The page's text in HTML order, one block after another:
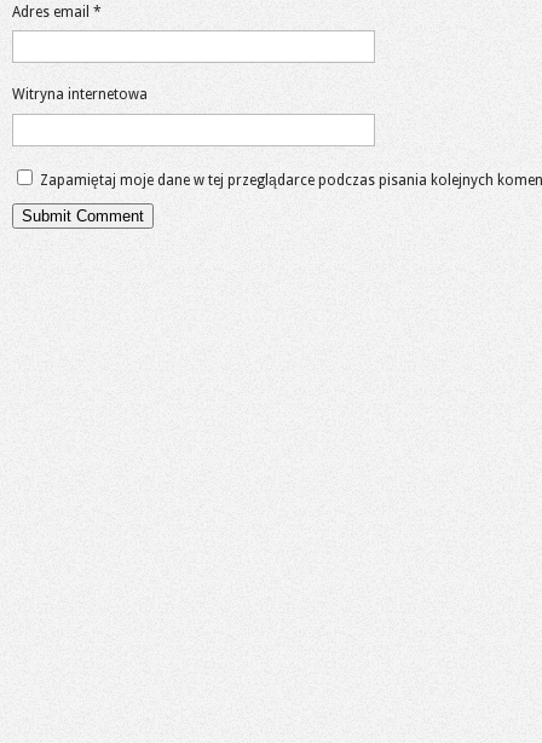
Adres email *
Witryna internetowa
Zapamiętaj moje dane w tej przeglądarce podczas pisania kolejnych